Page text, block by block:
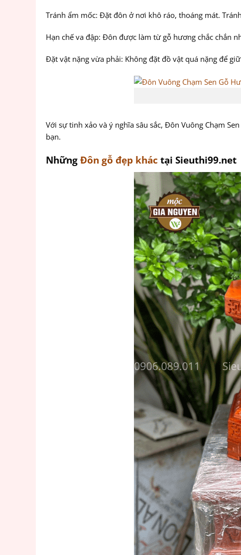
Tránh ẩm mốc: Đặt đôn ở nơi khô ráo, thoáng mát.
Hạn chế va đập: Đôn được làm từ gỗ hương chắc chắn
Đặt vật nặng vừa phải: Không đặt đồ vật quá nặng để
Với sự tinh xảo và ý nghĩa sâu sắc, Đôn Vuông Chạm
bạn.
NhữngĐôn gỗ đẹp khác tại Sieuthi99.net